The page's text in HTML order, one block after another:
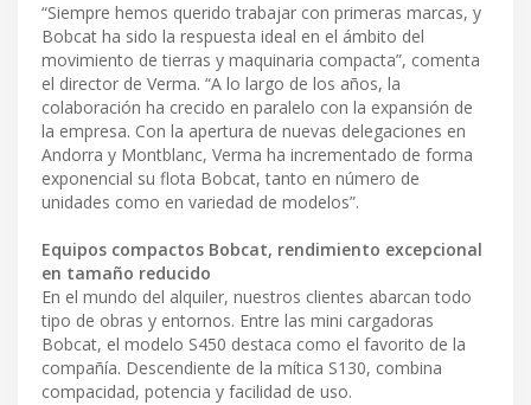
“Siempre hemos querido trabajar con primeras marcas, y
Bobcat ha sido la respuesta ideal en el ámbito del
movimiento de tierras y maquinaria compacta”, comenta
el director de Verma. “A lo largo de los años, la
colaboración ha crecido en paralelo con la expansión de
la empresa. Con la apertura de nuevas delegaciones en
Andorra y Montblanc, Verma ha incrementado de forma
exponencial su flota Bobcat, tanto en número de
unidades como en variedad de modelos”.
Equipos compactos Bobcat, rendimiento excepcional
en tamaño reducido
En el mundo del alquiler, nuestros clientes abarcan todo
tipo de obras y entornos. Entre las mini cargadoras
Bobcat, el modelo S450 destaca como el favorito de la
compañía. Descendiente de la mítica S130, combina
compacidad, potencia y facilidad de uso.